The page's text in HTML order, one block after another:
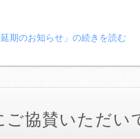
期のお知らせ」の続きを読む
ご協賛いただい